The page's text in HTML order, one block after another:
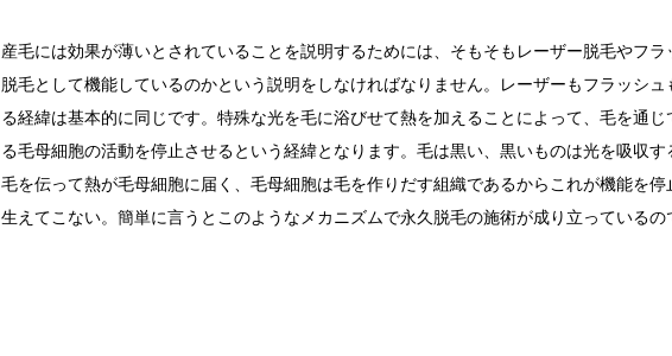
産毛には効果が薄いとされていることを説明するためには、そもそもレーザー脱毛やフラ
脱毛として機能しているのかという説明をしなければなりません。レーザーもフラッシ
る経緯は基本的に同じです。特殊な光を毛に浴びせて熱を加えることによって、毛を通
る毛母細胞の活動を停止させるという経緯となります。毛は黒い、黒いものは光を吸収す
毛を伝って熱が毛母細胞に届く、毛母細胞は毛を作りだす組織であるからこれが機能を停
生えてこない。簡単に言うとこのようなメカニズムで永久脱毛の施術が成り立っているの